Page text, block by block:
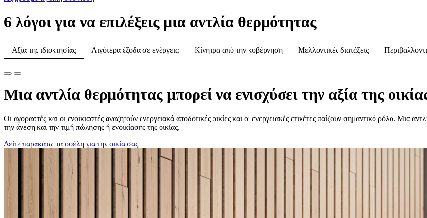
6 λόγοι για να επιλέξεις μια αντλία θερμότητας
Αξία της ιδιοκτησίας Λιγότερα έξοδα σε ενέργεια Κίνητρα από την κυβέρνηση Μελλοντικές διατάξεις
Μια αντλία θερμότητας μπορεί να ενισχύσει την αξία της
Οι αγοραστές και οι ενοικιαστές αναζητούν ενεργειακά αποδοτικές οικίες και οι ενεργειακές ετικέτες παίζουν σημαντικό ρόλο. Μια
την άνεση και την τιμή πώλησης ή ενοικίασης της οικίας.
Δείτε παρακάτω τα οφέλη για την οικία σας